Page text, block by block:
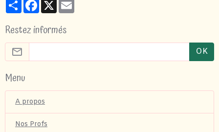
Restez informés
OK
Menu
A propos
Nos Profs